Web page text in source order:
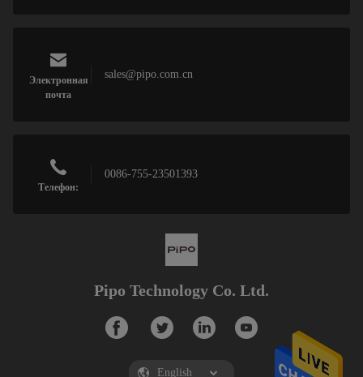
Электронная
почта
sales@pipo.com.cn
Телефон:
0086-755-23501393
Pipo Technology Co. Ltd.